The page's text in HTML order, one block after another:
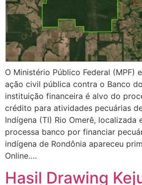
O Ministério Público Federal (MPF)
ação civil pública contra o Banco
instituição financeira é alvo do
crédito para atividades pecuárias
Indígena (TI) Rio Omerê, localizada
processa banco por financiar
indígena de Rondônia apareceu
Online….
Hasil Drawing